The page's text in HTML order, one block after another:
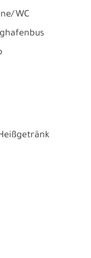
WC